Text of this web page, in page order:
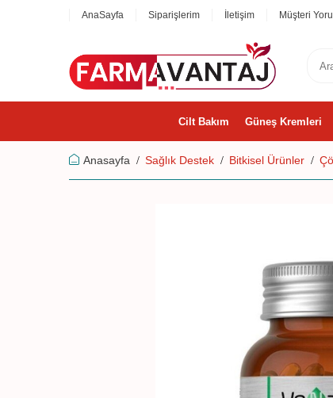
AnaSayfa Siparişlerim İletişim Müşteri
Cilt Bakım Güneş Kremleri
Anasayfa Sağlık Destek Bitkisel Ürünler